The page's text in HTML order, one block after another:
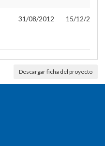
31/08/2012 15/12/2012
Descargar ficha del proyecto